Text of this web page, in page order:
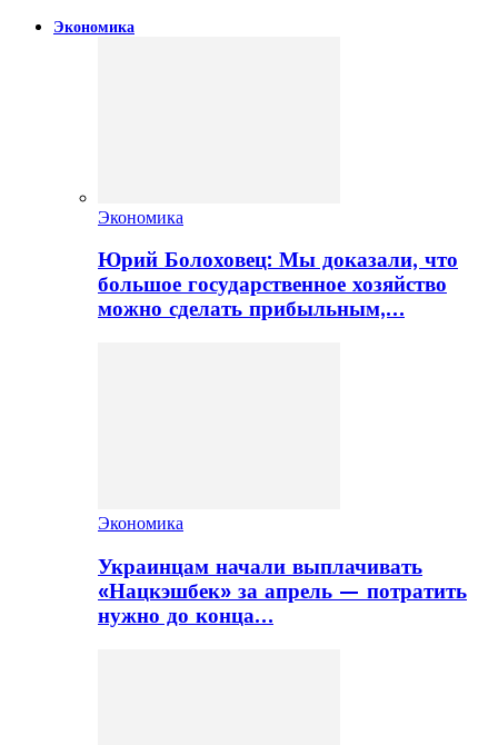
Экономика
Экономика
Юрий Болоховец: Мы доказали, что
большое государственное хозяйство
можно сделать прибыльным,…
Экономика
Украинцам начали выплачивать
«Нацкэшбек» за апрель — потратить
нужно до конца…